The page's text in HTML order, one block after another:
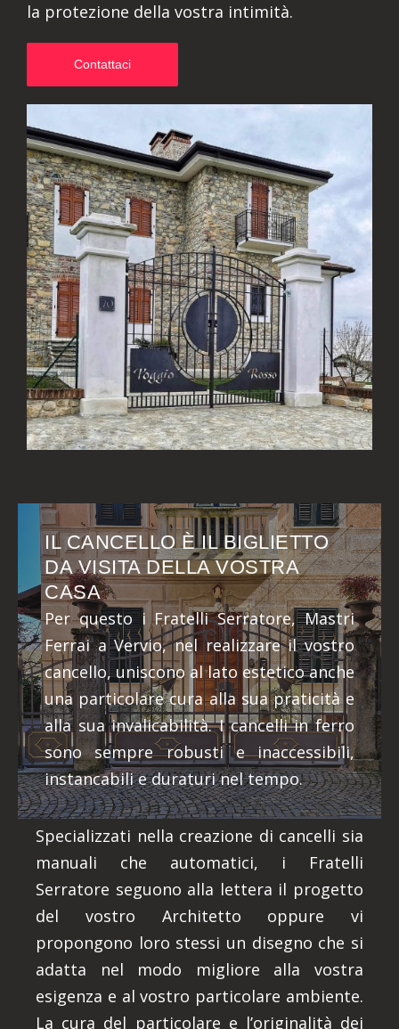
la protezione della vostra intimità.
Contattaci
IL CANCELLO È IL BIGLIETTO
DA VISITA DELLA VOSTRA
CASA
Per questo i Fratelli Serratore, Mastri
Ferrai a Vervio, nel realizzare il vostro
cancello, uniscono al lato estetico anche
una particolare cura alla sua praticità e
alla sua invalicabilità. I cancelli in ferro
sono sempre robusti e inaccessibili,
instancabili e duraturi nel tempo.
Specializzati nella creazione di cancelli sia
manuali che automatici, i Fratelli
Serratore seguono alla lettera il progetto
del vostro Architetto oppure vi
propongono loro stessi un disegno che si
adatta nel modo migliore alla vostra
esigenza e al vostro particolare ambiente.
La cura del particolare e l’originalità dei